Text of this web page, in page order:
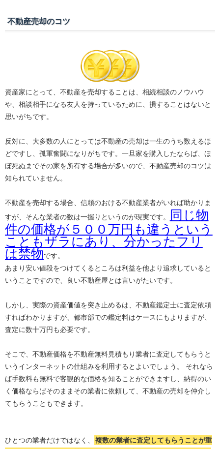
不動産売却のコツ
資産家にとって、不動産を売却することは、相続相談のノウハウ
や、相談相手になる友人を持っているために、損することはないと
思いがちです。
反対に、大多数の人にとっては不動産の売却は一生のうち数えるほ
どですし、孤軍奮闘になりがちです。一旦家を購入したならば、ほ
ぼ死ぬまでその家を所有する場合が多いので、不動産売却のコツは
知られていません。
不動産を売却する場合、信頼のおける不動産業者がいれば助かりま
すが、そんな業者の数は一握りというのが現実です。
同じ物
件の価格が５００万円も違うという
こともザラにあり、分かったフリ
は禁物です。
あまり安い値段をつけてくるところは利益を他より追求していると
いうことですので、良い不動産屋とは言いがたいです。
しかし、実際の資産価値を突き止めるは、不動産鑑定士に査定依頼
すればわかりますが、都市部での鑑定料はケースにもよりますが、
査定に数十万円も必要です。
そこで、不動産価格を不動産無料見積もり業者に査定してもらうと
いうインターネットの仕組みを利用するとよいでしょう。 それなら
ば手数料も無料で客観的な価格を知ることができますし、納得のい
く価格ならばそのままその業者に依頼して、不動産の売却を仲介し
てもらうこともできます。
ひとつの業者だけではなく、
複数の業者に査定してもらうことが重